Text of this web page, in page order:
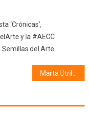
‘Crónicas’,
y la #AECC
del Arte